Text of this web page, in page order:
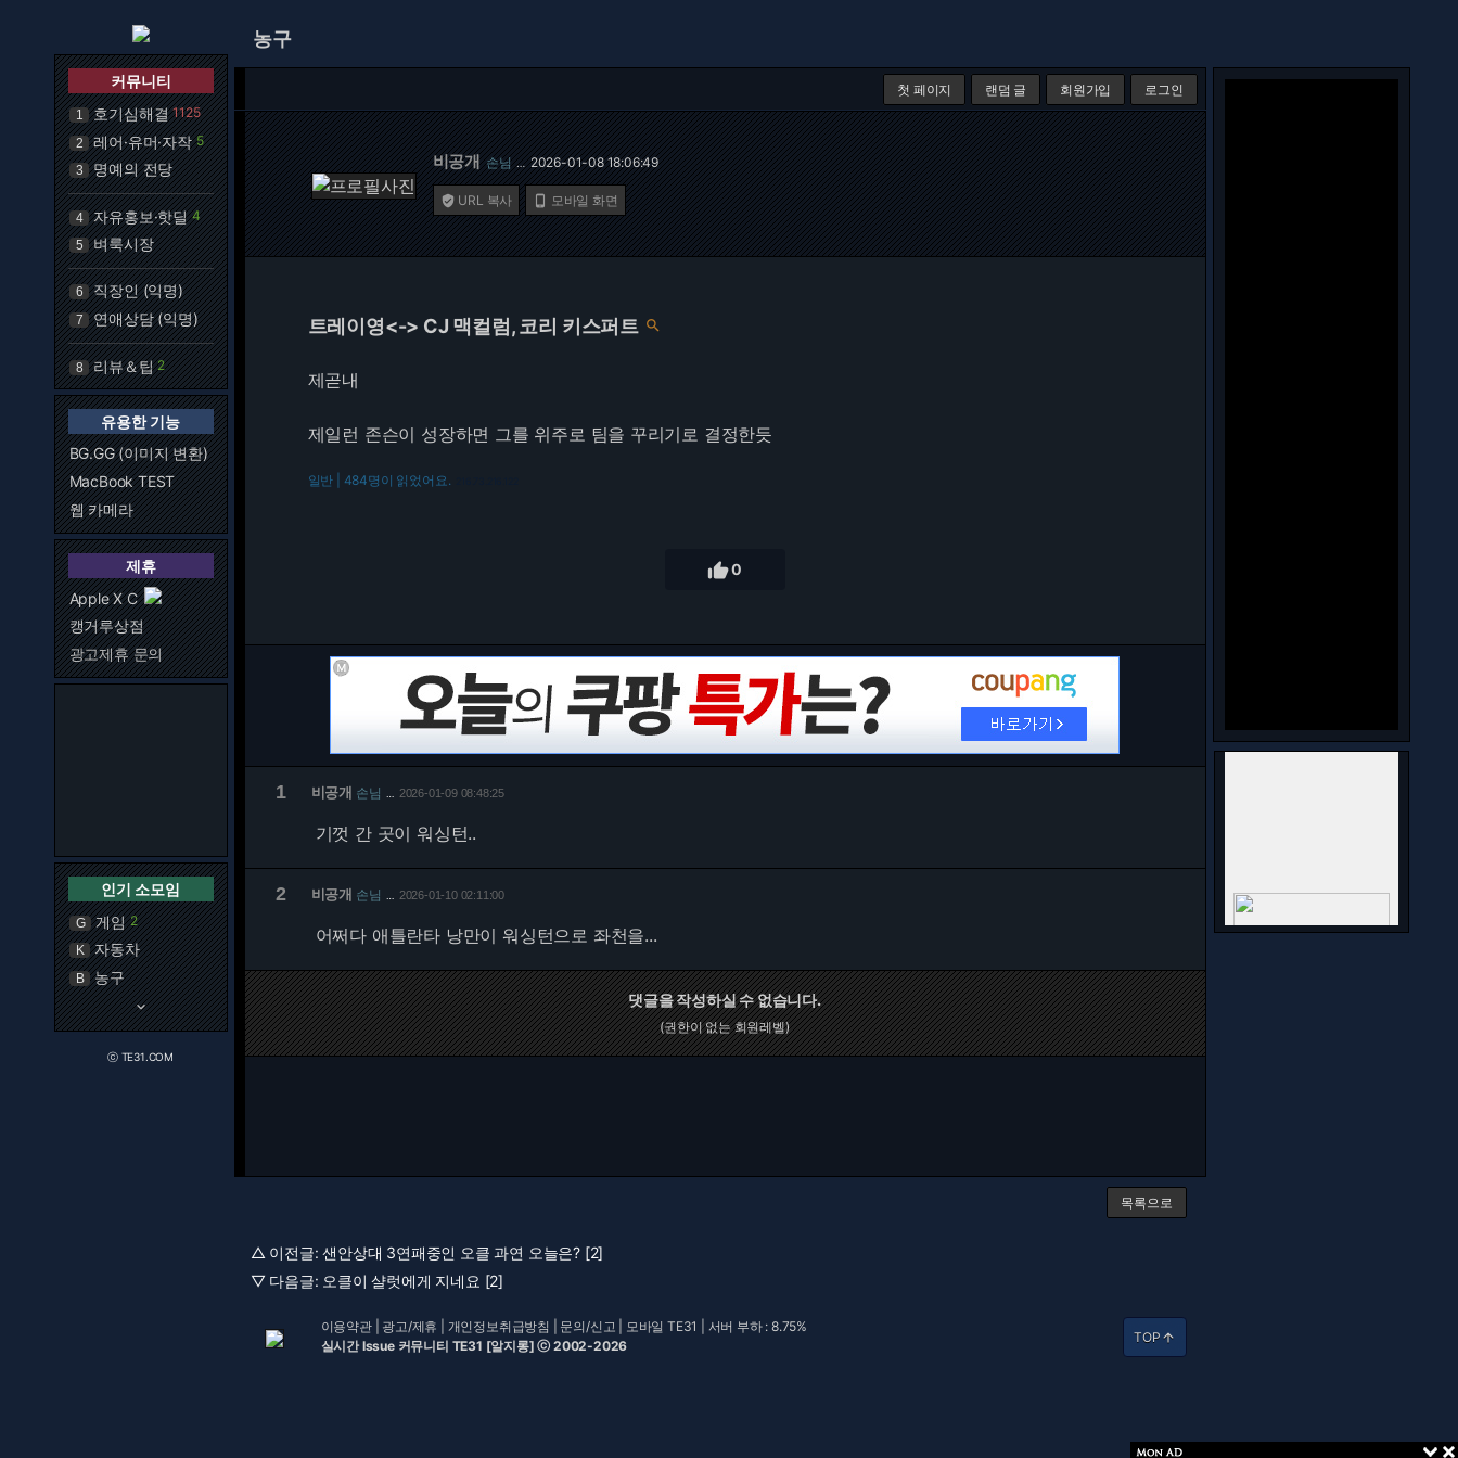
커뮤니티
1 호기심해결 1125
2 레어·유머·자작 5
3 명예의 전당
4 자유홍보·핫딜 4
5 벼룩시장
6 직장인 (익명)
7 연애상담 (익명)
8 리뷰＆팁 2
유용한 기능
BG.GG (이미지 변환)
MacBook TEST
웹 카메라
제휴
Apple X C
캥거루상점
광고제휴 문의
인기 소모임
G 게임 2
K 자동차
B 농구
keyboard_arrow_down
ⓒ TE31.COM
농구
첫 페이지 랜덤 글 회원가입 로그인
비공개 손님 … 2026-01-08 18:06:49
 URL 복사  모바일 화면
트레이영<-> CJ 맥컬럼, 코리 키스퍼트 
제곧내
제일런 존슨이 성장하면 그를 위주로 팀을 꾸리기로 결정한듯
일반 | 484명이 읽었어요.
0
1 비공개 손님 2026-01-09 08:48:25
기껏 간 곳이 워싱턴..
2 비공개 손님 2026-01-10 02:11:00
어쩌다 애틀란타 낭만이 워싱턴으로 좌천을...
댓글을 작성하실 수 없습니다.
(권한이 없는 회원레벨)
목록으로
△ 이전글:샌안상대 3연패중인 오클 과연 오늘은? [2]
▽ 다음글: 오클이 샬럿에게 지네요 [2]
이용약관| 광고/제휴 개인정보취급방침 문의/신고 모바일 TE31
| 서버 부하 : 8.75%
실시간 Issue 커뮤니티 TE31 [알지롱] ⓒ 2002-2026
TOP arrow_upward